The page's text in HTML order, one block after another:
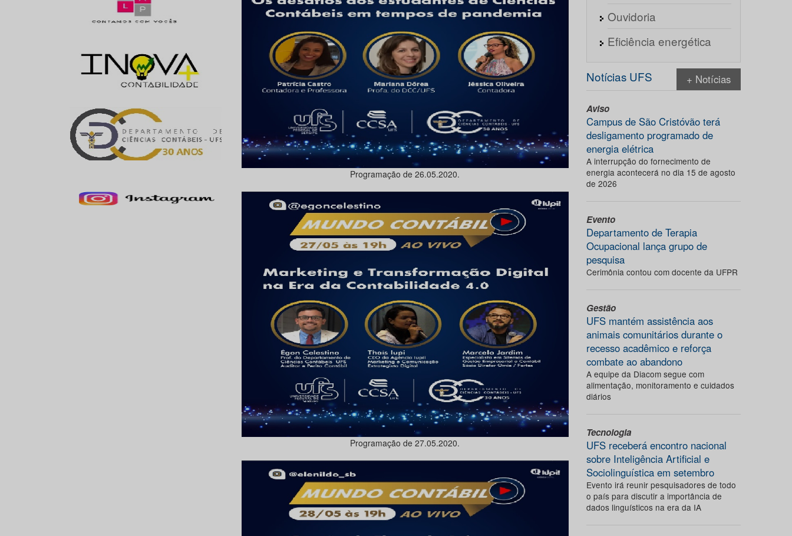
Programação de 26.05.2020.
Programação de 27.05.2020.
Ouvidoria
Eficiência energética
Notícias UFS + Notícias
Aviso
Campus de São Cristóvão terá
desligamento programado de
energia elétrica
A interrupção do fornecimento de
energia acontecerá no dia 15 de agosto
de 2026
Evento
Departamento de Terapia
Ocupacional lança grupo de
pesquisa
Cerimônia contou com docente da UFPR
Gestão
UFS mantém assistência aos
animais comunitários durante o
recesso acadêmico e reforça
combate ao abandono
A equipe da Diacom segue com
alimentação, monitoramento e cuidados
diários
Tecnologia
UFS receberá encontro nacional
sobre Inteligência Artificial e
Sociolinguística em setembro
Evento irá reunir pesquisadores de todo
o país para discutir a importância de
dados linguísticos na era da IA